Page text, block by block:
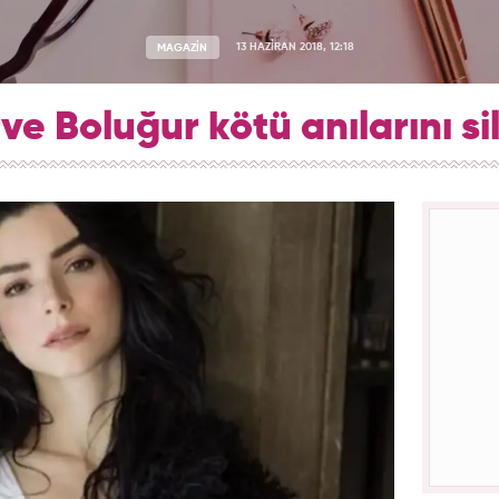
MAGAZİN 13 HAZİRAN 2018, 12:18
Boluğur kötü anılarını